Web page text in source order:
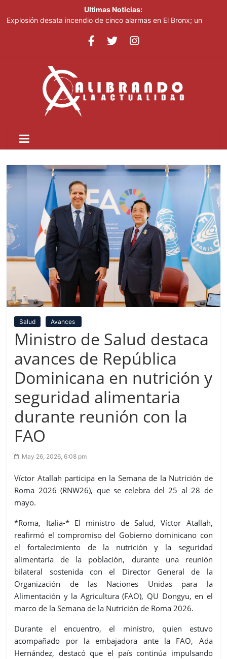
Ultimas Noticias:
Explosión desata incendio de cinco alarmas en El Bronx; un
México reforzará seguridad tras suspensión de envíos de
allanamientos en Barahona
EE.UU. sanciona al ministro de Fuerzas Armadas cubano y
cúpula de la industria militar
Dirección de Migración someterá a las personas que
obstaculicen los operativos
Salud Avances
Ministro de Salud destaca
avances de República
Dominicana en nutrición y
seguridad alimentaria
durante reunión con la
FAO
May 26, 2026, 6:08 pm
Víctor Atallah participa en la Semana de la Nutrición de
Roma 2026 (RNW26), que se celebra del 25 al 28 de
mayo.
*Roma, Italia-* El ministro de Salud, Víctor Atallah,
reafirmó el compromiso del Gobierno dominicano con
el fortalecimiento de la nutrición y la seguridad
alimentaria de la población, durante una reunión
bilateral sostenida con el Director General de la
Organización de las Naciones Unidas para la
Alimentación y la Agricultura (FAO), QU Dongyu, en el
marco de la Semana de la Nutrición de Roma 2026.
Durante el encuentro, el ministro, quien estuvo
acompañado por la embajadora ante la FAO, Ada
Hernández, destacó que el país continúa impulsando